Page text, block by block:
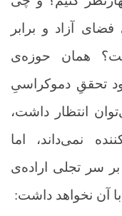
آزاد و برابر
همان حوزه‌ی
تحققِ دموکراسیِ
انتظار داشت،
نمی‌داند، اما
سر تجلی اراده‌ی
آن نخواهد داشت: